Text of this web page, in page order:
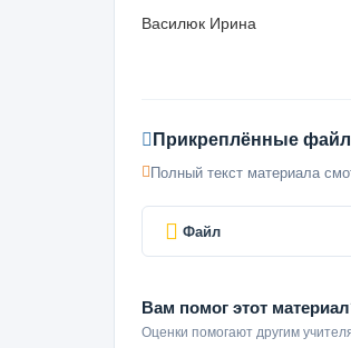
Василюк Ирина
Прикреплённые
Полный текст материала
Файл
Вам помог этот
Оценки помогают другим